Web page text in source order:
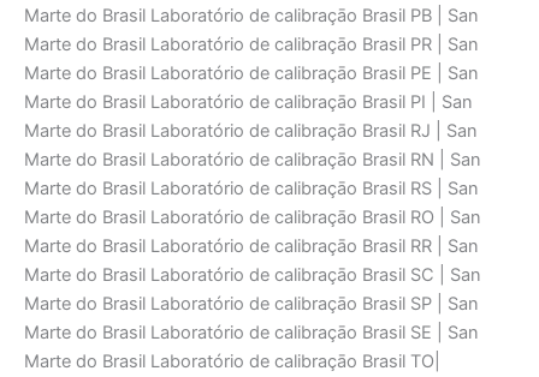
Marte do Brasil Laboratório de calibraçāo Brasil PB | San
Marte do Brasil Laboratório de calibraçāo Brasil PR | San
Marte do Brasil Laboratório de calibraçāo Brasil PE | San
Marte do Brasil Laboratório de calibraçāo Brasil PI | San
Marte do Brasil Laboratório de calibraçāo Brasil RJ | San
Marte do Brasil Laboratório de calibraçāo Brasil RN | San
Marte do Brasil Laboratório de calibraçāo Brasil RS | San
Marte do Brasil Laboratório de calibraçāo Brasil RO | San
Marte do Brasil Laboratório de calibraçāo Brasil RR | San
Marte do Brasil Laboratório de calibraçāo Brasil SC | San
Marte do Brasil Laboratório de calibraçāo Brasil SP | San
Marte do Brasil Laboratório de calibraçāo Brasil SE | San
Marte do Brasil Laboratório de calibraçāo Brasil TO|